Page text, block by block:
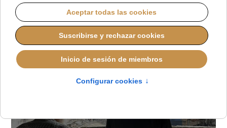
LUNES, 06 OCTUBRE 2025 08:08